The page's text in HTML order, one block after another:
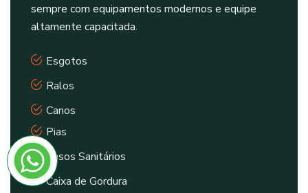
sempre com equipamentos modernos e equipe
altamente capacitada.
Esgotos
Ralos
Canos
Pias
Vasos Sanitários
Caixa de Gordura